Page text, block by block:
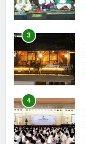
4
5